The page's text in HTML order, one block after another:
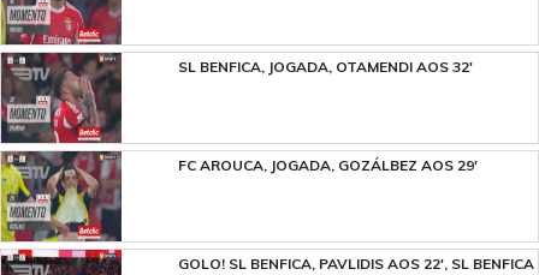
SL BENFICA, JOGADA, OTAMENDI AOS 32'
FC AROUCA, JOGADA, GOZÁLBEZ AOS 29'
GOLO! SL BENFICA, PAVLIDIS AOS 22', SL BENFICA